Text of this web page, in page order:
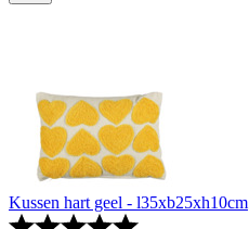
Kussen hart geel - l35xb25xh10cm